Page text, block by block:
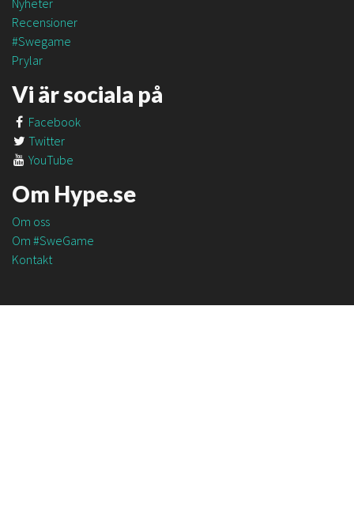
Nyheter
Recensioner
#Swegame
Prylar
Vi är sociala på
Facebook
Twitter
YouTube
Om Hype.se
Om oss
Om #SweGame
Kontakt